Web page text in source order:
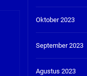
Oktober 2023
September 2023
Agustus 2023